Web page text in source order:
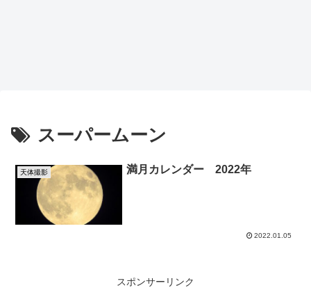
スーパームーン
天体撮影 満月カレンダー 2022年
2022.01.05
スポンサーリンク